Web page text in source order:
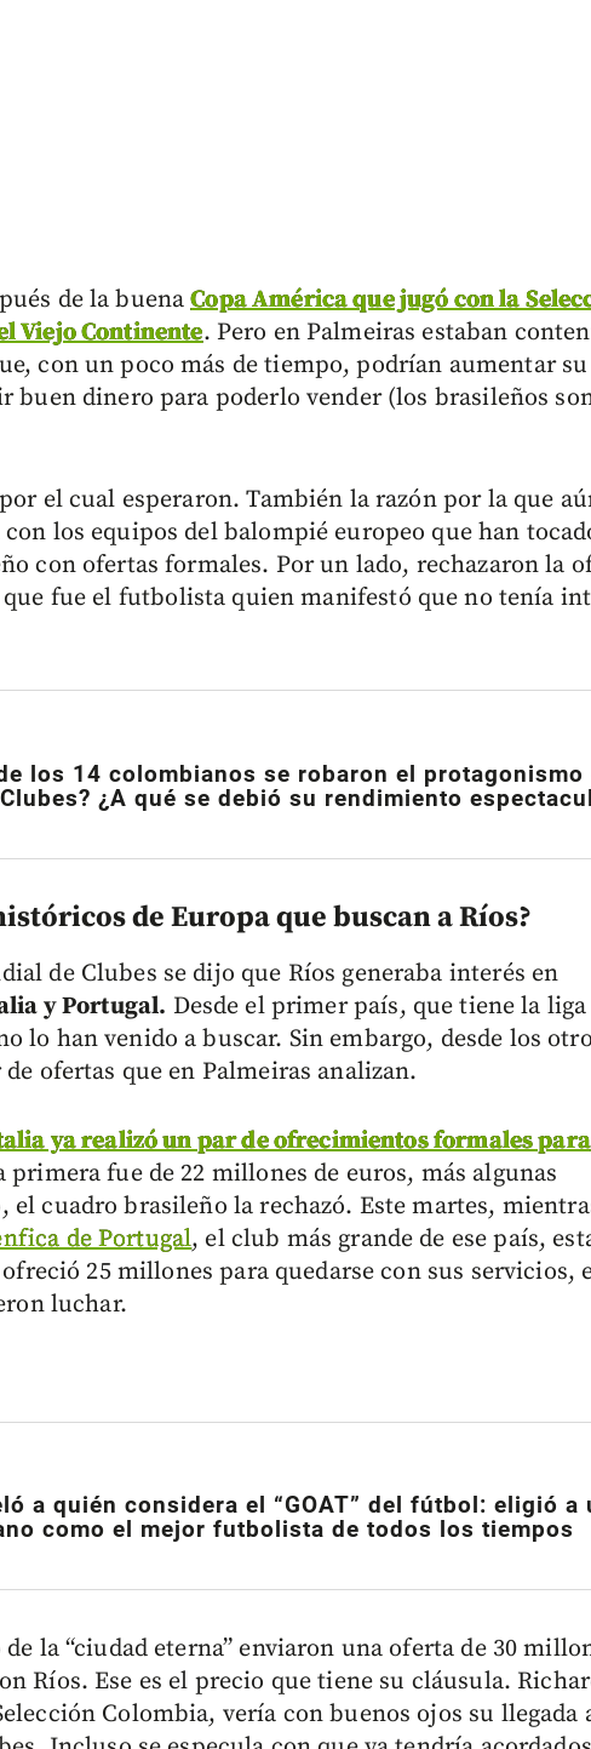
de la buenaCopa América que jugó con la
Viejo Continente. Pero en Palmeiras estaban
con un poco más de tiempo, podrían aumentar su
buen dinero para poderlo vender (los brasileños
el cual esperaron. También la razón por la que
los equipos del balompié europeo que han
con ofertas formales. Por un lado, rechazaron la
fue el futbolista quien manifestó que no tenía
los 14 colombianos se robaron el protagonismo
¿A qué se debió su rendimiento
de Europa que buscan a Ríos?
de Clubes se dijo que Ríos generaba interés en
y Portugal. Desde el primer país, que tiene la liga
lo han venido a buscar. Sin embargo, desde los
ofertas que en Palmeiras analizan.
ya realizó un par de ofrecimientos formales para
primera fue de 22 millones de euros, más algunas
el cuadro brasileño la rechazó. Este martes,
de Portugal, el club más grande de ese país,
25 millones para quedarse con sus servicios,
luchar.
a quién considera el “GOAT” del fútbol: eligió a
como el mejor futbolista de todos los tiempos
la “ciudad eterna” enviaron una oferta de 30
Ríos. Ese es el precio que tiene su cláusula.
Colombia, vería con buenos ojos su llegada